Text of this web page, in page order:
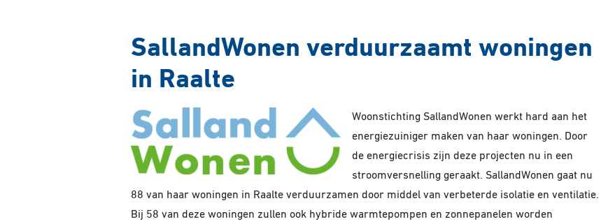
SallandWonen verduurzaamt woningen
in Raalte
Woonstichting SallandWonen werkt hard aan het
energiezuiniger maken van haar woningen. Door
de energiecrisis zijn deze projecten nu in een
stroomversnelling geraakt. SallandWonen gaat nu
88 van haar woningen in Raalte verduurzamen door middel van verbeterde isolatie en ventilatie.
Bij 58 van deze woningen zullen ook hybride warmtepompen en zonnepanelen worden